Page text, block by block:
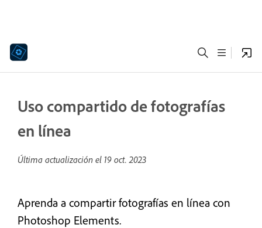
Uso compartido de fotografías
en línea
Última actualización el 19 oct. 2023
Aprenda a compartir fotografías en línea con
Photoshop Elements.